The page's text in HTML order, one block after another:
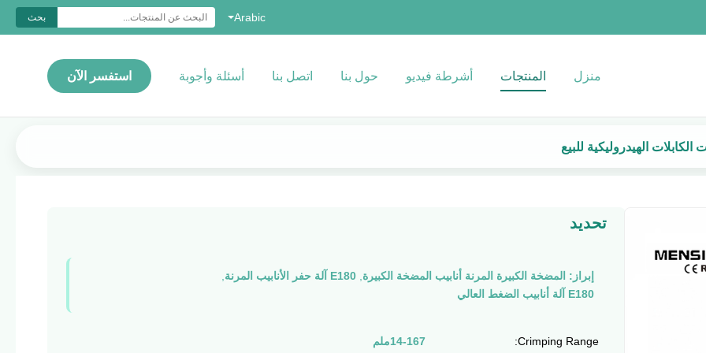
Arabic بحث
منزل المنتجات أشرطة فيديو حول بنا اتصل بنا أسئلة وأجوبة استفسر الآن
الهيدروليكية للبيع
تحديد
إبراز: المضخة الكبيرة المرنة أنابيب المضخة الكبيرة E180 آلة حفر الأنابيب المرنة
E180 آلة أنابيب الضغط العالي
Crimping Range: 14-167ملم